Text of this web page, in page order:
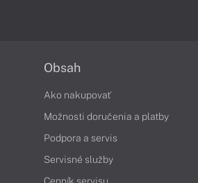
Obsah
Ako nakupovať
Možnosti doručenia a platby
Podpora a servis
Servisné služby